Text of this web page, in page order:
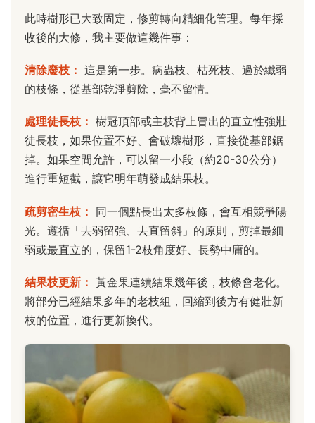
此時樹形已大致固定，修剪轉向精細化管理。每年採
收後的大修，我主要做這幾件事：
清除廢枝： 這是第一步。病蟲枝、枯死枝、過於纖弱
的枝條，從基部乾淨剪除，毫不留情。
處理徒長枝： 樹冠頂部或主枝背上冒出的直立性強壯
徒長枝，如果位置不好、會破壞樹形，直接從基部鋸
掉。如果空間允許，可以留一小段（約20-30公分）
進行重短截，讓它明年萌發成結果枝。
疏剪密生枝： 同一個點長出太多枝條，會互相競爭陽
光。遵循「去弱留強、去直留斜」的原則，剪掉最細
弱或最直立的，保留1-2枝角度好、長勢中庸的。
結果枝更新： 黃金果連續結果幾年後，枝條會老化。
將部分已經結果多年的老枝組，回縮到後方有健壯新
枝的位置，進行更新換代。